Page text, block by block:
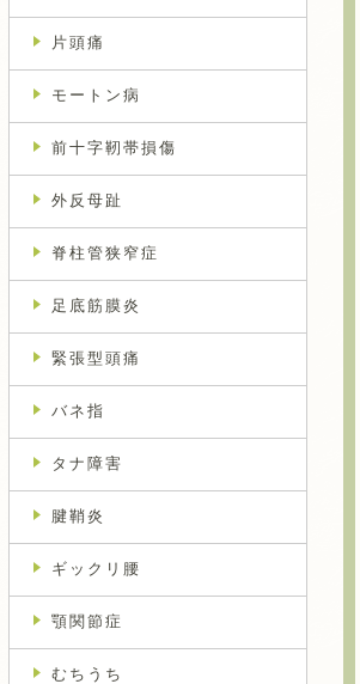
片頭痛
モートン病
前十字靭帯損傷
外反母趾
脊柱管狭窄症
足底筋膜炎
緊張型頭痛
バネ指
タナ障害
腱鞘炎
ギックリ腰
顎関節症
むちうち